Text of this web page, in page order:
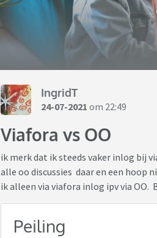
IngridT
24-07-2021 om 22:49
Viafora vs OO
ik merk dat ik steeds vaker inlog bij
alle oo discussies daar en een hoop
ik alleen via viafora inlog ipv via OO.
Peiling